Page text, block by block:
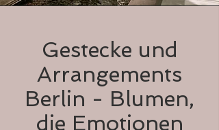
Gestecke und
Arrangements
Berlin - Blumen,
die Emotionen